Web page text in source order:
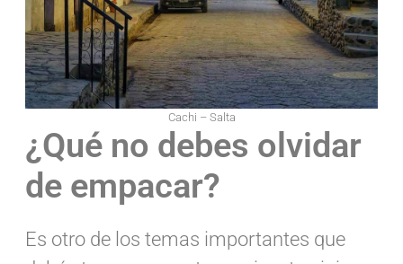
Cachi – Salta
¿Qué no debes olvidar
de empacar?
Es otro de los temas importantes que